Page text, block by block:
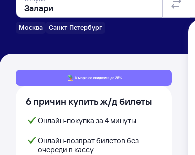
Москва Санкт-Петербург
6 причин купить ж/д билеты
Онлайн-покупка за 4 минуты
Онлайн-возврат билетов без
очереди в кассу